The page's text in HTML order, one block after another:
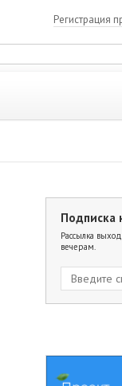
Регистрация
Подписка
Рассылка
вечерам.